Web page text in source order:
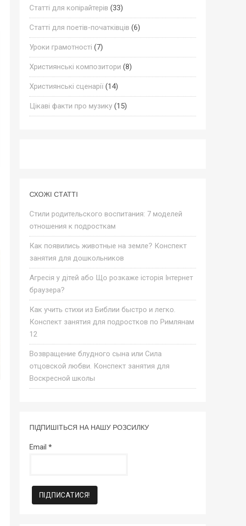
Статті для копірайтерів (33)
Статті для поетів-початківців (6)
Уроки грамотності (7)
Християнські композитори (8)
Християнські сценарії(14)
Цікаві факти про музику(15)
СХОЖІ СТАТТІ
Стили родительского воспитания: 7 моделей
отношения к подросткам
Как появились животные на земле? Конспект
занятия для дошкольников
Агресія у дітей або Що розкаже історія Інтернет
браузера?
Как учить стихи из Библии быстро и легко.
Конспект занятия для подростков по Римлянам
12
Возвращение блудного сына или Сила
отцовской любви. Конспект занятия для
Воскресной школы
ПІДПИШІТЬСЯ НА НАШУ РОЗСИЛКУ
Email *